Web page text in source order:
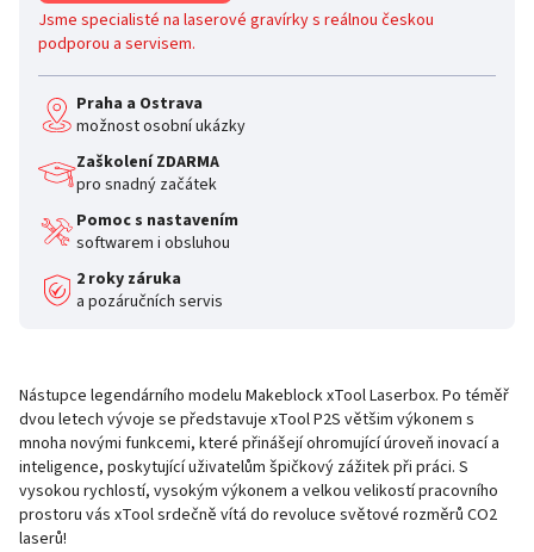
Jsme specialisté na laserové gravírky s reálnou českou
podporou a servisem.
Praha a Ostrava
možnost osobní ukázky
Zaškolení ZDARMA
pro snadný začátek
Pomoc s nastavením
softwarem i obsluhou
2 roky záruka
a pozáručních servis
Nástupce legendárního modelu Makeblock xTool Laserbox. Po téměř
dvou letech vývoje se představuje xTool P2S většim výkonem s
mnoha novými funkcemi, které přinášejí ohromující úroveň inovací a
inteligence, poskytující uživatelům špičkový zážitek při práci. S
vysokou rychlostí, vysokým výkonem a velkou velikostí pracovního
prostoru vás xTool srdečně vítá do revoluce světové rozměrů CO2
laserů!